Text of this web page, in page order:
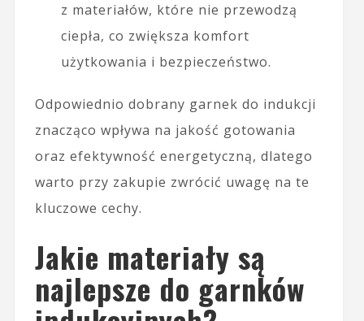
z materiałów, które nie przewodzą
ciepła, co zwiększa komfort
użytkowania i bezpieczeństwo.
Odpowiednio dobrany garnek do indukcji
znacząco wpływa na jakość gotowania
oraz efektywność energetyczną, dlatego
warto przy zakupie zwrócić uwagę na te
kluczowe cechy.
Jakie materiały są
najlepsze do garnków